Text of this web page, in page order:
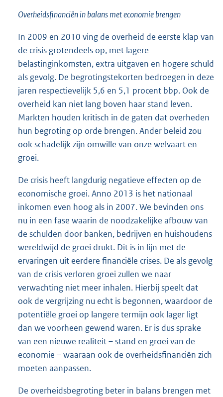
Overheidsfinanciën in balans met economie brengen
In 2009 en 2010 ving de overheid de eerste klap van
de crisis grotendeels op, met lagere
belastinginkomsten, extra uitgaven en hogere schuld
als gevolg. De begrotingstekorten bedroegen in deze
jaren respectievelijk 5,6 en 5,1 procent bbp. Ook de
overheid kan niet lang boven haar stand leven.
Markten houden kritisch in de gaten dat overheden
hun begroting op orde brengen. Ander beleid zou
ook schadelijk zijn omwille van onze welvaart en
groei.
De crisis heeft langdurig negatieve effecten op de
economische groei. Anno 2013 is het nationaal
inkomen even hoog als in 2007. We bevinden ons
nu in een fase waarin de noodzakelijke afbouw van
de schulden door banken, bedrijven en huishoudens
wereldwijd de groei drukt. Dit is in lijn met de
ervaringen uit eerdere financiële crises. De als gevolg
van de crisis verloren groei zullen we naar
verwachting niet meer inhalen. Hierbij speelt dat
ook de vergrijzing nu echt is begonnen, waardoor de
potentiële groei op langere termijn ook lager ligt
dan we voorheen gewend waren. Er is dus sprake
van een nieuwe realiteit – stand en groei van de
economie – waaraan ook de overheidsfinanciën zich
moeten aanpassen.
De overheidsbegroting beter in balans brengen met